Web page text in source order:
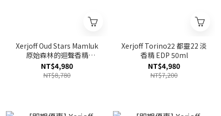
Xerjoff Oud Stars Mamluk
原始森林的迴聲香精
PARFUM 50ml
NT$4,980
NT$8,780
Xerjoff Torino22 都靈22 淡
香精 EDP 50ml
NT$4,980
NT$7,200